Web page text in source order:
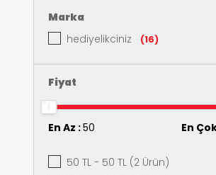
Marka
hediyelikciniz
(16)
Fiyat
En Az :50 En
50 TL - 50 TL (2 Ürün)